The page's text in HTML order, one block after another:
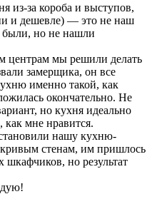
из-за короба и выступов,
и дешевле) — это не наш
но не нашли
центрам мы решили делать
замерщика, он все
именно такой, как
окончательно. Не
но кухня идеально
как мне нравится.
нашу кухню-
стенам, им пришлось
но результат